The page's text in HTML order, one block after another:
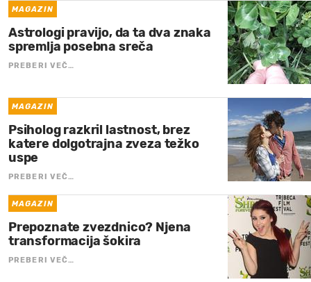
MAGAZIN
Astrologi pravijo, da ta dva znaka
spremlja posebna sreča
PREBERI VEČ…
MAGAZIN
Psiholog razkril lastnost, brez
katere dolgotrajna zveza težko
uspe
PREBERI VEČ…
MAGAZIN
Prepoznate zvezdnico? Njena
transformacija šokira
PREBERI VEČ…